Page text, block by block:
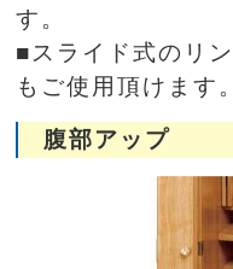
す。
■スライド式のリ
もご使用頂けます。
腹部アップ